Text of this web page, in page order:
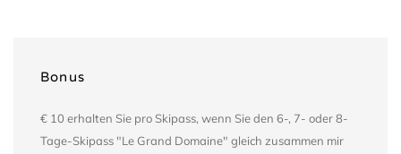
Bonus
€ 10 erhalten Sie pro Skipass, wenn Sie den 6-, 7- oder 8-
Tage-Skipass "Le Grand Domaine" gleich zusammen mir